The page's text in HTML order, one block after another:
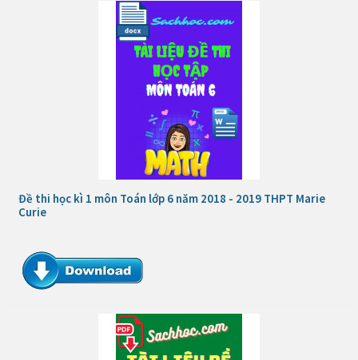
Đề thi học kì 1 môn Toán lớp 6 năm 2018 - 2019 THPT Marie
Curie